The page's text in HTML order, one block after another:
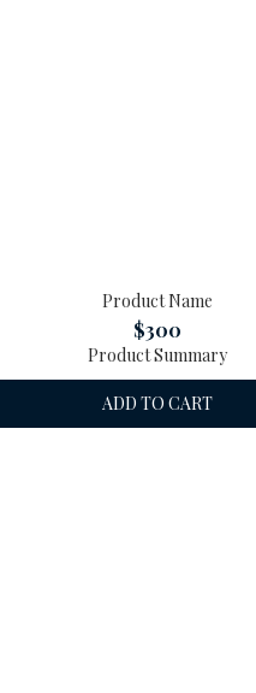
Product Name
$300
Product Summary
ADD TO CART